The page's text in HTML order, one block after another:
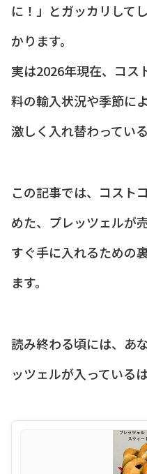
に！」とガッカリして
かります。
実は2026年現在、コス
料の輸入状況や季節に
激しく入れ替わっている
この記事では、コスト
めた、プレッツェルが
すぐ手に入れるための
ます。
読み終わる頃には、あ
ッツェルが入っている